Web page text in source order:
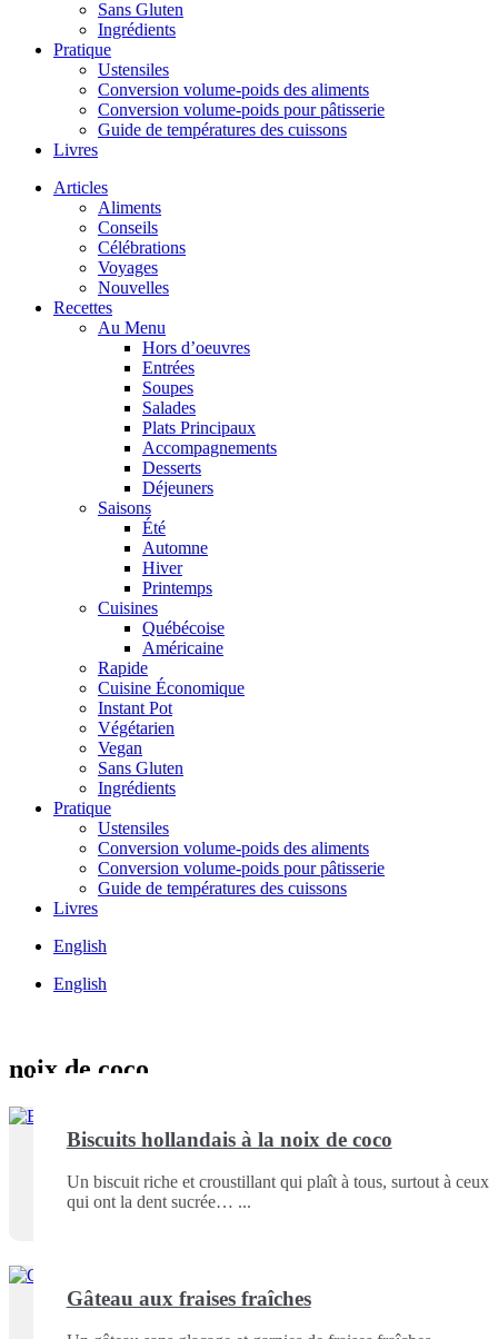
Sans Gluten
Ingrédients
Pratique
Ustensiles
Conversion volume-poids des aliments
Conversion volume-poids pour pâtisserie
Guide de températures des cuissons
Livres
Articles
Aliments
Conseils
Célébrations
Voyages
Nouvelles
Recettes
Au Menu
Hors d’oeuvres
Entrées
Soupes
Salades
Plats Principaux
Accompagnements
Desserts
Déjeuners
Saisons
Été
Automne
Hiver
Printemps
Cuisines
Québécoise
Américaine
Rapide
Cuisine Économique
Instant Pot
Végétarien
Vegan
Sans Gluten
Ingrédients
Pratique
Ustensiles
Conversion volume-poids des aliments
Conversion volume-poids pour pâtisserie
Guide de températures des cuissons
Livres
English
English
noix de coco
Biscuits hollandais à la noix de coco
Un biscuit riche et croustillant qui plaît à tous, surtout à ceux
qui ont la dent sucrée…
Gâteau aux fraises fraîches